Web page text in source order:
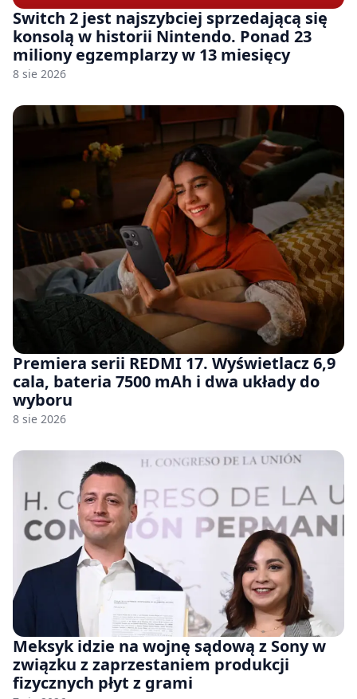
Switch 2 jest najszybciej sprzedającą się
konsolą w historii Nintendo. Ponad 23
miliony egzemplarzy w 13 miesięcy
8 sie 2026
Premiera serii REDMI 17. Wyświetlacz 6,9
cala, bateria 7500 mAh i dwa układy do
wyboru
8 sie 2026
Meksyk idzie na wojnę sądową z Sony w
związku z zaprzestaniem produkcji
fizycznych płyt z grami